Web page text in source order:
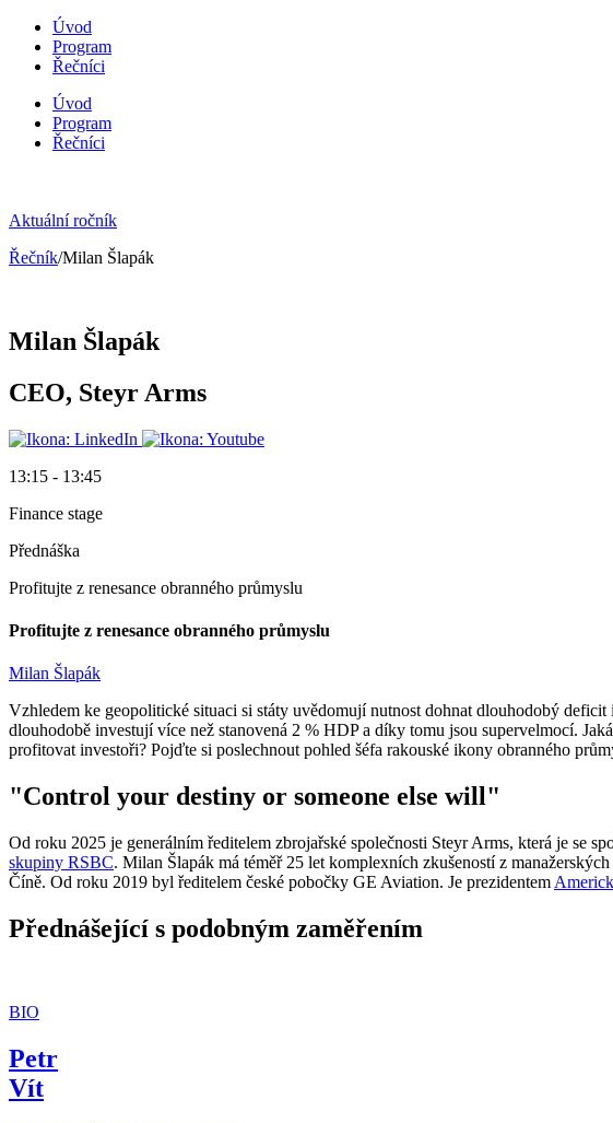
Úvod
Program
Řečníci
Úvod
Program
Řečníci
Aktuální ročník
Řečník/Milan Šlapák
Milan Šlapák
CEO, Steyr Arms
13:15 - 13:45
Finance stage
Přednáška
Profitujte z renesance obranného průmyslu
Profitujte z renesance obranného průmyslu
Milan Šlapák
Vzhledem ke geopolitické situaci si státy uvědomují nutnost dohnat dlouhodobý
dlouhodobě investují více než stanovená 2 % HDP a díky tomu jsou supervelmocí.
profitovat investoři? Pojďte si poslechnout pohled šéfa rakouské ikony obranného
"Control your destiny or someone else will "
Od roku 2025 je generálním ředitelem zbrojařské společnosti Steyr Arms, která je
skupiny RSBC. Milan Šlapák má téměř 25 let komplexních zkušeností z
Číně. Od roku 2019 byl ředitelem české pobočky GE Aviation. Je prezidentem
Přednášející s podobným zaměřením
BIO
Petr
Vít